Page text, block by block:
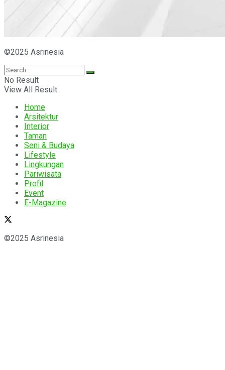
©2025 Asrinesia
No Result
View All Result
Home
Arsitektur
Interior
Taman
Seni & Budaya
Lifestyle
Lingkungan
Pariwisata
Profil
Event
E-Magazine
©2025 Asrinesia